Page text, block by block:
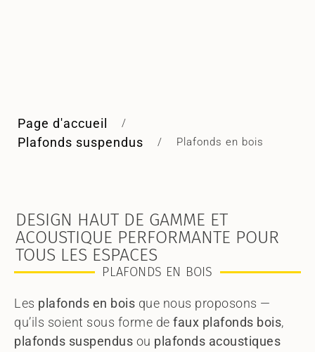
Page d'accueil /
Plafonds suspendus / Plafonds en bois
DESIGN HAUT DE GAMME ET
ACOUSTIQUE PERFORMANTE POUR
TOUS LES ESPACES
PLAFONDS EN BOIS
Les plafonds en bois que nous proposons —
qu’ils soient sous forme de faux plafonds bois,
plafonds suspendus ou plafonds acoustiques